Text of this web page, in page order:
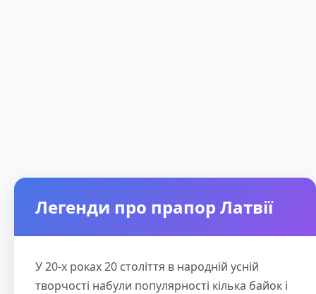
Легенди про прапор Латвії
У 20-х роках 20 століття в народній усній
творчості набули популярності кілька байок і